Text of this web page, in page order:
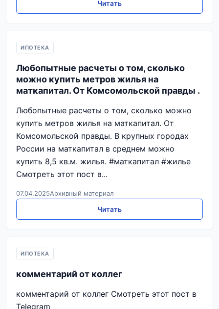
Читать
ИПОТЕКА
Любопытные расчеты о том, сколько
можно купить метров жилья на
маткапитал. От Комсомольской правды .
Любопытные расчеты о том, сколько можно
купить метров жилья на маткапитал. От
Комсомольской правды. В крупных городах
России на маткапитал в среднем можно
купить 8,5 кв.м. жилья. #маткапитал #жилье
Смотреть этот пост в...
07.04.2025Архивный материал
Читать
ИПОТЕКА
комментарий от коллег
комментарий от коллег Смотреть этот пост в
Telegram